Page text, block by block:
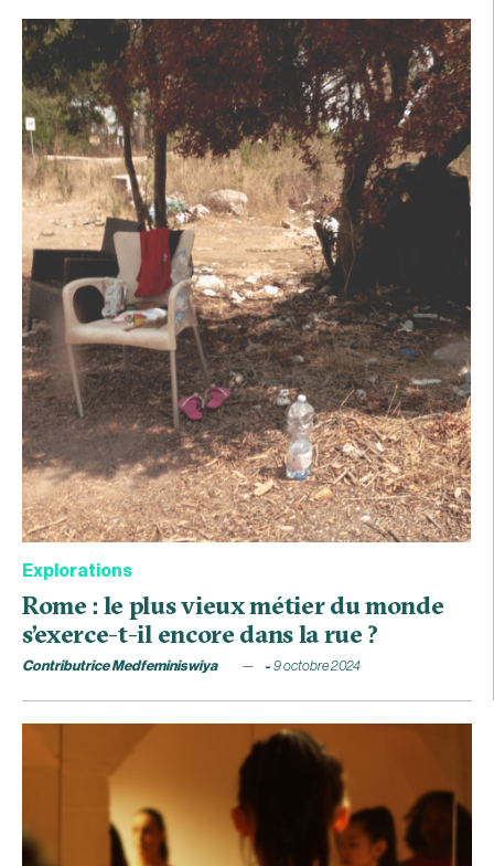
Explorations
Rome : le plus vieux métier du monde
s’exerce-t-il encore dans la rue ?
Contributrice Medfeminiswiya 9 octobre 2024